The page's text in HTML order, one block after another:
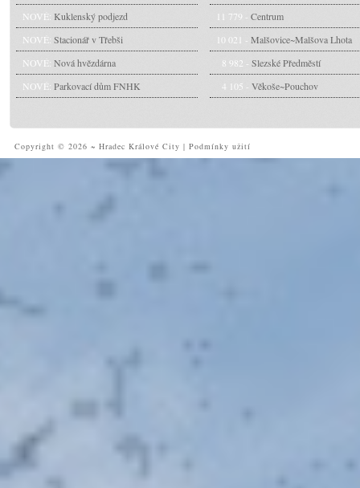
NOVÉ: Kuklenský podjezd
NOVÉ: Stacionář v Třebši
NOVÉ: Nová hvězdárna
NOVÉ: Parkovací dům FNHK
11 779 - Centrum
10 021 - Malšovice~Malšova Lhota
8 982 - Slezské Předměstí
4 105 - Věkoše~Pouchov
Copyright © 2026 ~ Hradec Králové City | Podmínky užití